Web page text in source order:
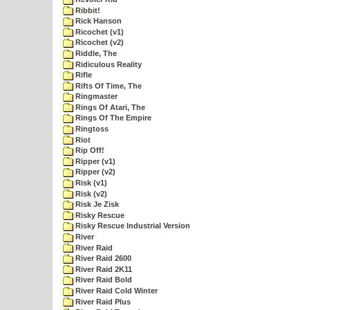
Ribbit!
Rick Hanson
Ricochet (v1)
Ricochet (v2)
Riddle, The
Ridiculous Reality
Rifle
Rifts Of Time, The
Ringmaster
Rings Of Atari, The
Rings Of The Empire
Ringtoss
Riot
Rip Off!
Ripper (v1)
Ripper (v2)
Risk (v1)
Risk (v2)
Risk Je Zisk
Risky Rescue
Risky Rescue Industrial Version
River
River Raid
River Raid 2600
River Raid 2K11
River Raid Bold
River Raid Cold Winter
River Raid Plus